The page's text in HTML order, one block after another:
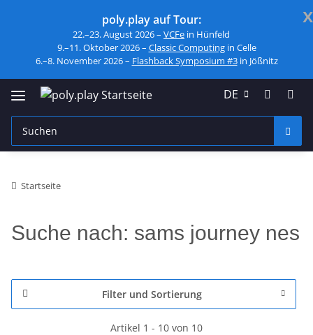
x
poly.play auf Tour:
22.–23. August 2026 – VCFe in Hünfeld
9.–11. Oktober 2026 – Classic Computingin Celle
6.–8. November 2026 – Flashback Symposium #3in Jößnitz
DE
Startseite
Suche nach: sams journey nes
Filter und Sortierung
Artikel 1 - 10 von 10